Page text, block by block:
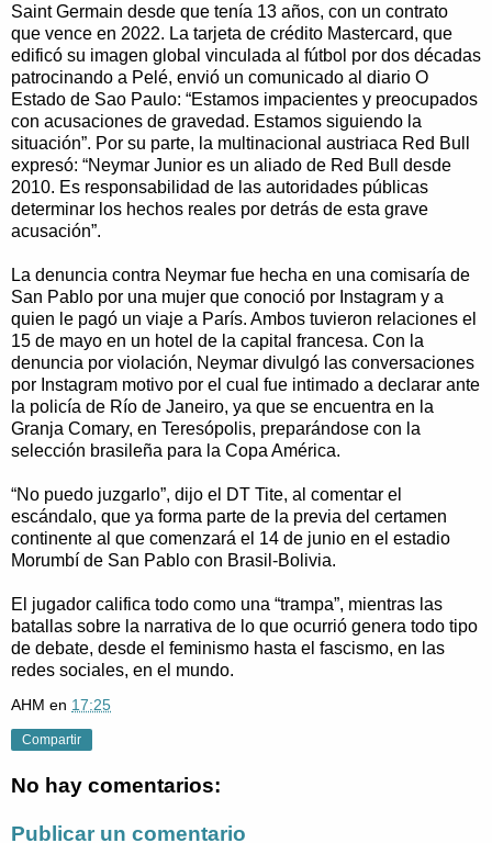
Saint Germain desde que tenía 13 años, con un contrato
que vence en 2022. La tarjeta de crédito Mastercard, que
edificó su imagen global vinculada al fútbol por dos décadas
patrocinando a Pelé, envió un comunicado al diario O
Estado de Sao Paulo: “Estamos impacientes y preocupados
con acusaciones de gravedad. Estamos siguiendo la
situación”. Por su parte, la multinacional austriaca Red Bull
expresó: “Neymar Junior es un aliado de Red Bull desde
2010. Es responsabilidad de las autoridades públicas
determinar los hechos reales por detrás de esta grave
acusación”.
La denuncia contra Neymar fue hecha en una comisaría de
San Pablo por una mujer que conoció por Instagram y a
quien le pagó un viaje a París. Ambos tuvieron relaciones el
15 de mayo en un hotel de la capital francesa. Con la
denuncia por violación, Neymar divulgó las conversaciones
por Instagram motivo por el cual fue intimado a declarar ante
la policía de Río de Janeiro, ya que se encuentra en la
Granja Comary, en Teresópolis, preparándose con la
selección brasileña para la Copa América.
“No puedo juzgarlo”, dijo el DT Tite, al comentar el
escándalo, que ya forma parte de la previa del certamen
continente al que comenzará el 14 de junio en el estadio
Morumbí de San Pablo con Brasil-Bolivia.
El jugador califica todo como una “trampa”, mientras las
batallas sobre la narrativa de lo que ocurrió genera todo tipo
de debate, desde el feminismo hasta el fascismo, en las
redes sociales, en el mundo.
AHM en 17:25
Compartir
No hay comentarios:
Publicar un comentario